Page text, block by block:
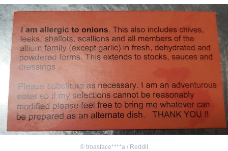
© troasface****a / Reddit